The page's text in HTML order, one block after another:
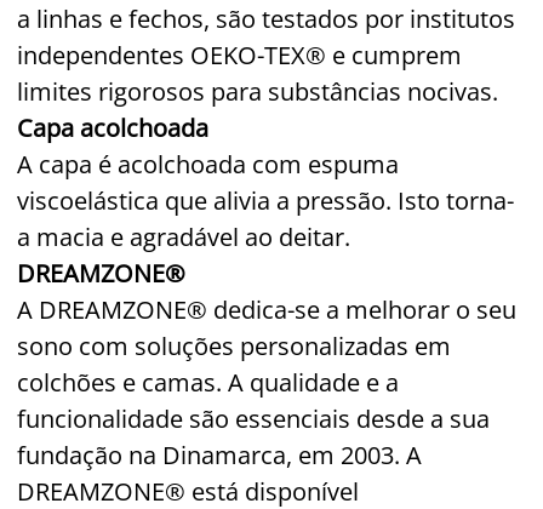
a linhas e fechos, são testados por institutos
independentes OEKO-TEX® e cumprem
limites rigorosos para substâncias nocivas.
Capa acolchoada
A capa é acolchoada com espuma
viscoelástica que alivia a pressão. Isto torna-
a macia e agradável ao deitar.
DREAMZONE®
A DREAMZONE® dedica-se a melhorar o seu
sono com soluções personalizadas em
colchões e camas. A qualidade e a
funcionalidade são essenciais desde a sua
fundação na Dinamarca, em 2003. A
DREAMZONE® está disponível